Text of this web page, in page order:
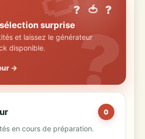
? 🍅 ?
surprise
et laissez le générateur
disponible.
→
0
en cours de préparation.